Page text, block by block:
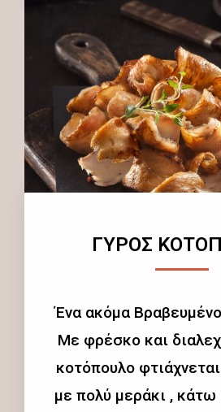
ΓΥΡΟΣ
Ένα ακόμα
Με φρέσκο και
κοτόπουλο
με πολύ μεράκι , κάτω